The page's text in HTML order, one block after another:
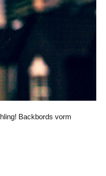
Backbords vorm